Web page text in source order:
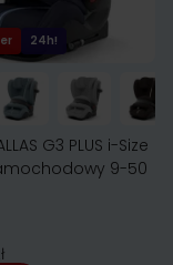
24h!
G3 PLUS i-Size
9-50